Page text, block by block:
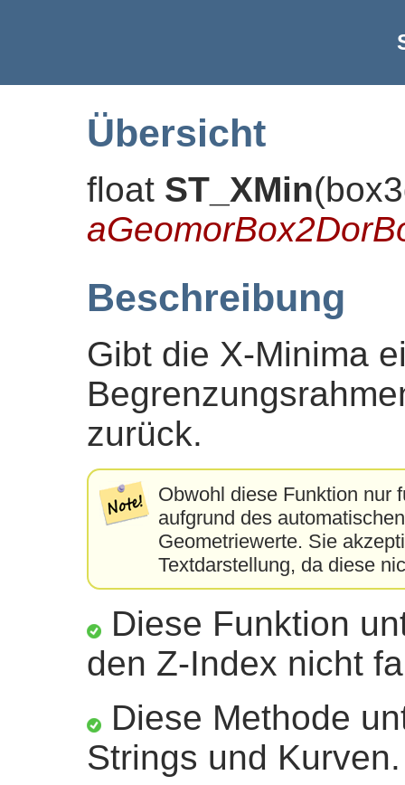
Übersicht
float ST_XMin(
Beschreibung
Gibt die X-Minima
zurück.
Obwohl diese Funktion nur
aufgrund des
Geometriewerte. Sie
Textdarstellung, da diese
Diese Funktion
den Z-Index nicht
Diese Methode
Strings und Kurven.